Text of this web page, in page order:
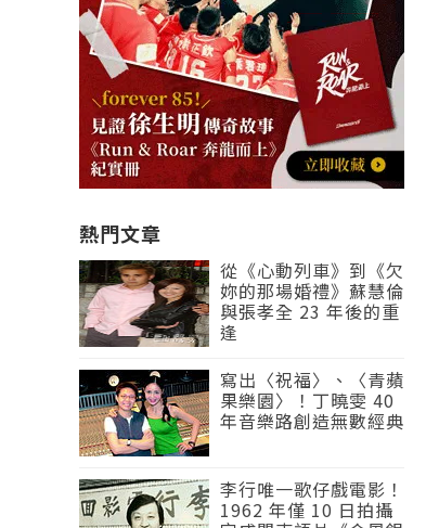
熱門文章
從《心動列車》到《欠
妳的那場婚禮》蘇慧倫
與張孝全 23 年後的重
逢
寫出〈祝福〉、〈青蘋
果樂園〉！丁曉雯 40
年音樂路創造無數經典
李行唯一歌仔戲電影！
1962 年僅 10 日拍攝